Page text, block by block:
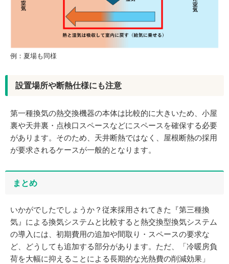
例：夏場も同様
設置場所や断熱仕様にも注意
第一種換気の熱交換機器の本体は比較的に大きいため、小屋
裏や天井裏・点検口スペースなどにスペースを確保する必要
があります。そのため、天井断熱ではなく、屋根断熱の採用
が要求されるケースが一般的となります。
まとめ
いかがでしたでしょうか？従来採用されてきた『第三種換
気』による換気システムと比較すると熱交換型換気システム
の導入には、初期費用の追加や間取り・スペースの要求な
ど、どうしても追加する部分があります。ただ、「冷暖房負
荷を大幅に抑えることによる長期的な光熱費の削減効果」